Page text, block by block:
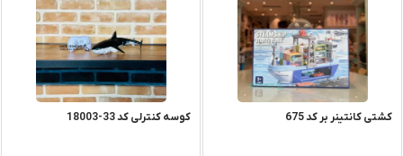
کشتی کانتینر بر کد 675 کوسه کنترلی کد 33-18003